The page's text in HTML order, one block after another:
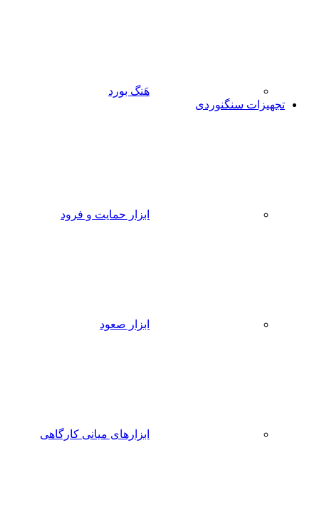
هَنگ بورد
تجهیزات سنگنوردی
ابزار حمایت و فرود
ابزار صعود
ابزارهای میانی کارگاهی